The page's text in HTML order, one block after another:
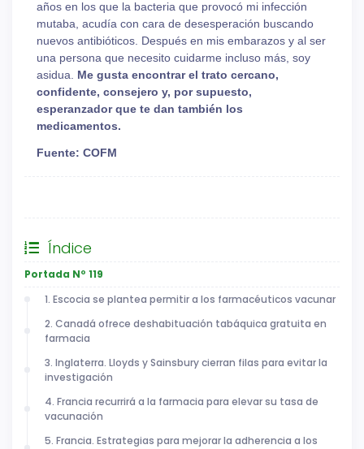
años en los que la bacteria que provocó mi infección
mutaba, acudía con cara de desesperación buscando
nuevos antibióticos. Después en mis embarazos y al ser
una persona que necesito cuidarme incluso más, soy
asidua. Me gusta encontrar el trato cercano,
confidente, consejero y, por supuesto,
esperanzador que te dan también los
medicamentos.
Fuente: COFM
Índice
Portada Nº 119
1. Escocia se plantea permitir a los farmacéuticos vacunar
2. Canadá ofrece deshabituación tabáquica gratuita en
farmacia
3. Inglaterra. Lloyds y Sainsbury cierran filas para evitar la
investigación
4. Francia recurrirá a la farmacia para elevar su tasa de
vacunación
5. Francia. Estrategias para mejorar la adherencia a los